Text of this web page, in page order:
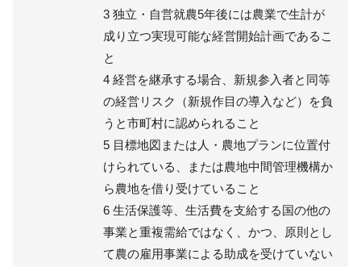
3 独立・自営就農5年後には農業で生計が
成り立つ実現可能な経営開始計画であるこ
と
4 経営を継承する場合、新規参入者と同等
の経営リスク（新規作目の導入など）を負
うと市町村に認められること
5 目標地図または人・農地プランに位置付
けられている、または農地中間管理機構か
ら農地を借り受けていること
6 生活保護等、生活費を支給する国の他の
事業と重複需給ではなく、かつ、原則とし
て農の雇用事業による助成を受けていない